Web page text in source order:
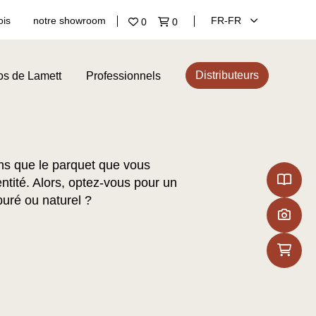
notre showroom 0 0 FR‑FR
de Lamett Professionnels Distributeurs
que le parquet que vous
Alors, optez-vous pour un
ou naturel ?